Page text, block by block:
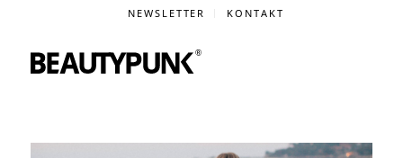
NEWSLETTER KONTAKT